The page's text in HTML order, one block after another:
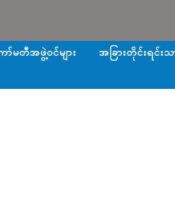
မတီအဖွဲ့ဝင်များ
အခြားတိုင်းရင်း